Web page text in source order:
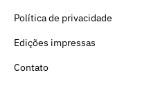
Política de privacidade
Edições impressas
Contato